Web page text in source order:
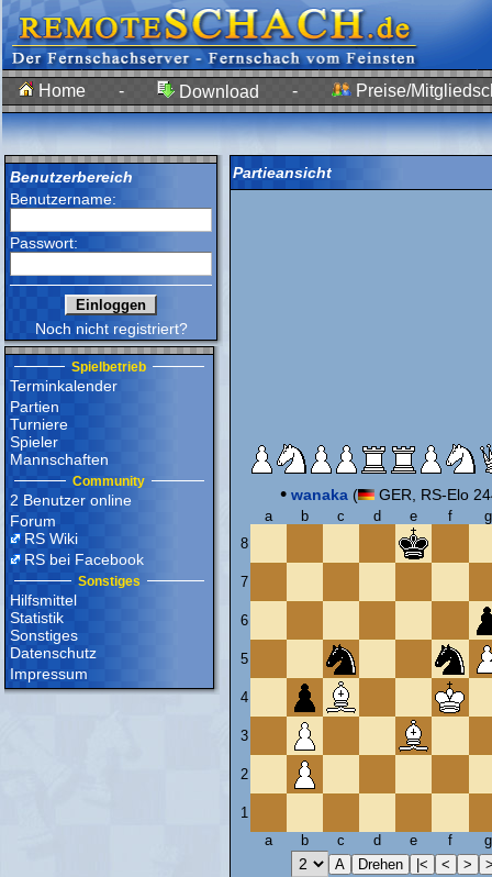
Home - Download - Preise/
Benutzerbereich
Benutzername:
Passwort:
Noch nicht registriert?
Spielbetrieb
Terminkalender
Partien
Turniere
Spieler
Mannschaften
Community
2 Benutzer online
Forum
RS Wiki
RS bei Facebook
Sonstiges
Hilfsmittel
Statistik
Sonstiges
Datenschutz
Impressum
Partieansicht
• wanaka ( GER, RS-Elo
a b c d e f
g
8
7
6
5
4
3
2
1
a
b c d e f g